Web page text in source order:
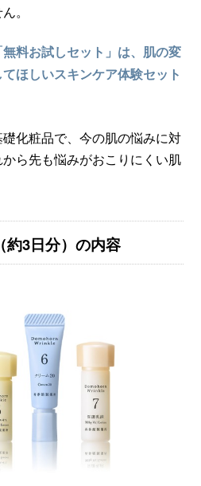
。
料お試しセット」は、肌の変
ほしいスキンケア体験セット
礎化粧品で、今の肌の悩みに対
ら先も悩みがおこりにくい肌
約3日分）の内容